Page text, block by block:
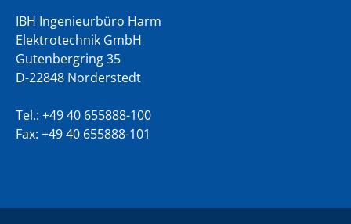
IBH Ingenieurbüro Harm
Elektrotechnik GmbH
Gutenbergring 35
D-22848 Norderstedt
Tel.: +49 40 655888-100
Fax: +49 40 655888-101